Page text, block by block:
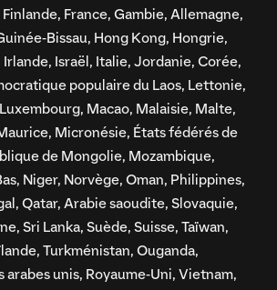
France, Gambie, Allemagne,
Bissau, Hong Kong, Hongrie,
Irlande, Israël, Italie, Jordanie, Corée,
populaire du Laos, Lettonie,
Macao, Malaisie, Malte,
Micronésie, États fédérés de
de Mongolie, Mozambique,
Niger, Norvège, Oman, Philippines,
Qatar, Arabie saoudite, Slovaquie,
Sri Lanka, Suède, Suisse, Taïwan,
Turkménistan, Ouganda,
arabes unis, Royaume-Uni, Vietnam,